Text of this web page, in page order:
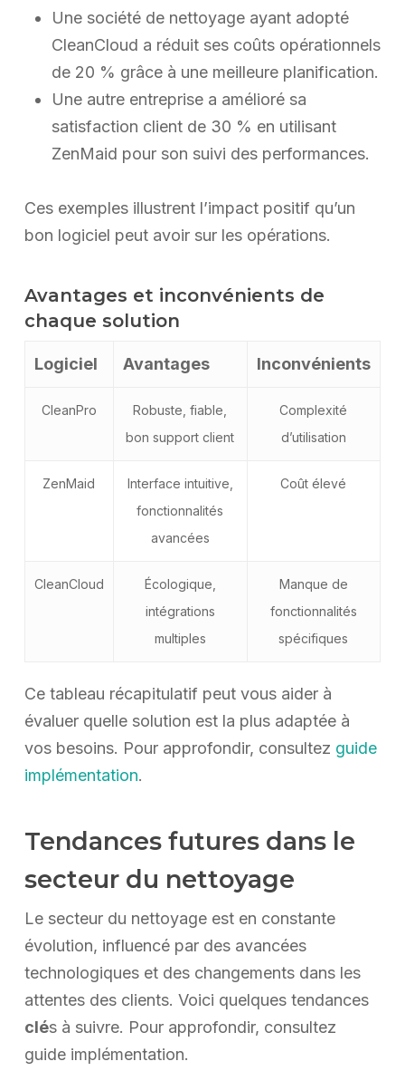
Une société de nettoyage ayant adopté
CleanCloud a réduit ses coûts opérationnels
de 20 % grâce à une meilleure planification.
Une autre entreprise a amélioré sa
satisfaction client de 30 % en utilisant
ZenMaid pour son suivi des performances.
Ces exemples illustrent l’impact positif qu’un
bon logiciel peut avoir sur les opérations.
Avantages et inconvénients de
chaque solution
Logiciel Avantages Inconvénients
CleanPro
Robuste, fiable,
bon support client
Complexité
d’utilisation
ZenMaid
Interface intuitive,
fonctionnalités
avancées
Coût élevé
CleanCloud
Écologique,
intégrations
multiples
Manque de
fonctionnalités
spécifiques
Ce tableau récapitulatif peut vous aider à
évaluer quelle solution est la plus adaptée à
vos besoins. Pour approfondir, consultez guide
implémentation.
Tendances futures dans le
secteur du nettoyage
Le secteur du nettoyage est en constante
évolution, influencé par des avancées
technologiques et des changements dans les
attentes des clients. Voici quelques tendances
clés à suivre. Pour approfondir, consultez
guide implémentation.